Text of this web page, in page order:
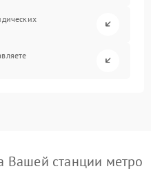
Вашей станции метро